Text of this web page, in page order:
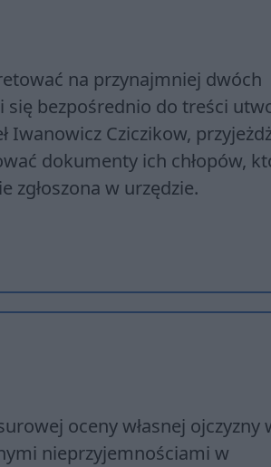
na przynajmniej dwóch
się bezpośrednio do treści
Iwanowicz Cziczikow,
dokumenty ich chłopów,
zgłoszona w urzędzie.
oceny własnej ojczyzny
nieprzyjemnościami w